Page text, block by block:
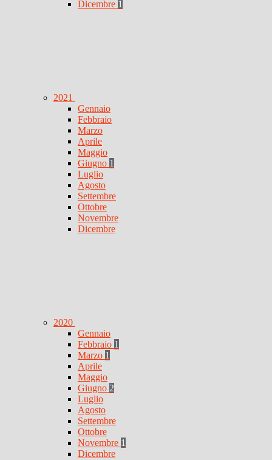
Dicembre 1
2021
Gennaio
Febbraio
Marzo
Aprile
Maggio
Giugno 1
Luglio
Agosto
Settembre
Ottobre
Novembre
Dicembre
2020
Gennaio
Febbraio 1
Marzo 1
Aprile
Maggio
Giugno 2
Luglio
Agosto
Settembre
Ottobre
Novembre 1
Dicembre